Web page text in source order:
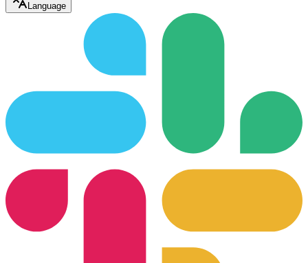
Language